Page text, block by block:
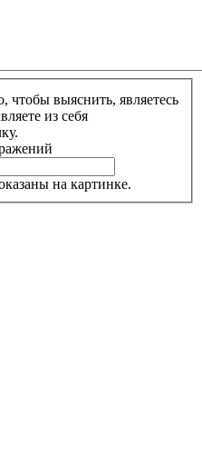
чтобы выяснить, являетесь
на картинке.